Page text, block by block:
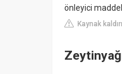
önleyici
Kaynak